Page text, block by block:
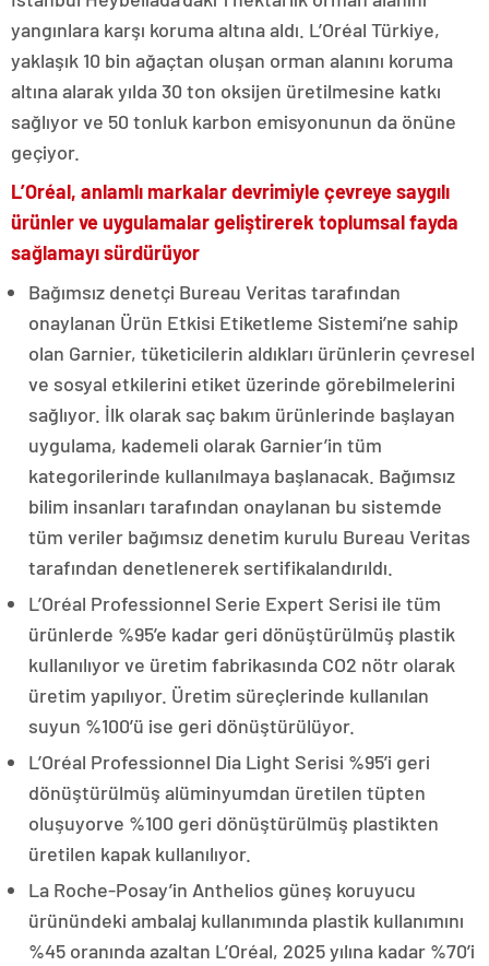
yangınlara karşı koruma altına aldı. L’Oréal Türkiye,
yaklaşık 10 bin ağaçtan oluşan orman alanını koruma
altına alarak yılda 30 ton oksijen üretilmesine katkı
sağlıyor ve 50 tonluk karbon emisyonunun da önüne
geçiyor.
L’Oréal, anlamlı markalar devrimiyle çevreye saygılı
ürünler ve uygulamalar geliştirerek toplumsal fayda
sağlamayı sürdürüyor
Bağımsız denetçi Bureau Veritas tarafından
onaylanan Ürün Etkisi Etiketleme Sistemi’ne sahip
olan Garnier, tüketicilerin aldıkları ürünlerin çevresel
ve sosyal etkilerini etiket üzerinde görebilmelerini
sağlıyor. İlk olarak saç bakım ürünlerinde başlayan
uygulama, kademeli olarak Garnier’in tüm
kategorilerinde kullanılmaya başlanacak. Bağımsız
bilim insanları tarafından onaylanan bu sistemde
tüm veriler bağımsız denetim kurulu Bureau Veritas
tarafından denetlenerek sertifikalandırıldı.
L’Oréal Professionnel Serie Expert Serisi ile tüm
ürünlerde %95’e kadar geri dönüştürülmüş plastik
kullanılıyor ve üretim fabrikasında CO2 nötr olarak
üretim yapılıyor. Üretim süreçlerinde kullanılan
suyun %100’ü ise geri dönüştürülüyor.
L’Oréal Professionnel Dia Light Serisi %95’i geri
dönüştürülmüş alüminyumdan üretilen tüpten
oluşuyorve %100 geri dönüştürülmüş plastikten
üretilen kapak kullanılıyor.
La Roche-Posay’in Anthelios güneş koruyucu
ürünündeki ambalaj kullanımında plastik kullanımını
%45 oranında azaltan L’Oréal, 2025 yılına kadar %70’i